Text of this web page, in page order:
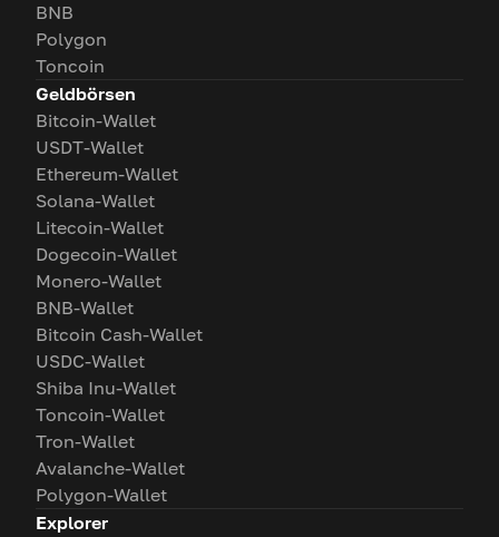
BNB
Polygon
Toncoin
Geldbörsen
Bitcoin-Wallet
USDT-Wallet
Ethereum-Wallet
Solana-Wallet
Litecoin-Wallet
Dogecoin-Wallet
Monero-Wallet
BNB-Wallet
Bitcoin Cash-Wallet
USDC-Wallet
Shiba Inu-Wallet
Toncoin-Wallet
Tron-Wallet
Avalanche-Wallet
Polygon-Wallet
Explorer